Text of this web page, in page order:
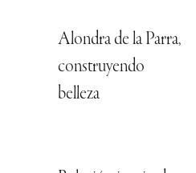
Alondra de la Parra,
construyendo
belleza